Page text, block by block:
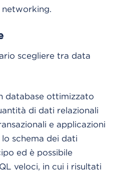
scegliere tra data
database ottimizzato
di dati relazionali
e applicazioni
schema dei dati
ed è possibile
veloci, in cui i risultati